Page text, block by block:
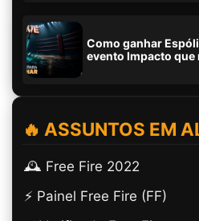
Como ganhar
evento Impacto que
🔥 ASSUNTOS EM
🕰️ Free Fire 2022
⚡ Painel Free Fire (FF)